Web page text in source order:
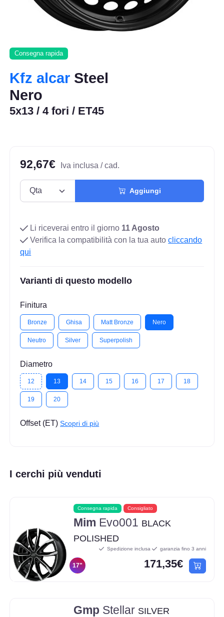
Consegna rapida
Kfz alcar Steel
Nero
5x13 / 4 fori / ET45
92,67€ Iva inclusa / cad.
Aggiungi
Li riceverai entro il giorno 11 Agosto
Verifica la compatibilità con la tua autocliccando
qui
Varianti di questo modello
Finitura
Bronze Ghisa Matt Bronze Nero
Neutro Silver Superpolish
Diametro
12 13 14 15 16 17 18
19 20
Offset (ET)Scopri di più
I cerchi più venduti
Consegna rapida Consigliato
Mim Evo001 BLACK
POLISHED
17"
Spedizione inclusa garanzia fino 3 anni
171,35€
Gmp Stellar SILVER